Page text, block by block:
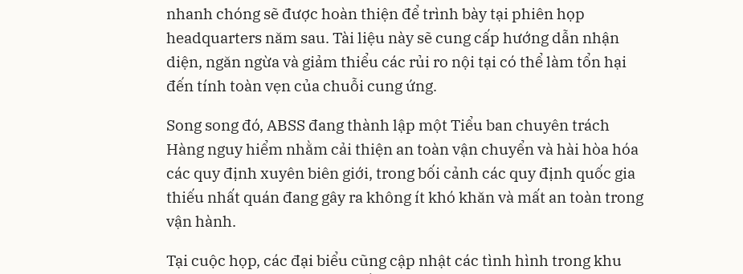
nhanh chóng sẽ được hoàn thiện để trình bày tại phiên họp
headquarters năm sau. Tài liệu này sẽ cung cấp hướng dẫn nhận
diện, ngăn ngừa và giảm thiểu các rủi ro nội tại có thể làm tổn hại
đến tính toàn vẹn của chuỗi cung ứng.
Song song đó, ABSS đang thành lập một Tiểu ban chuyên trách
Hàng nguy hiểm nhằm cải thiện an toàn vận chuyển và hài hòa hóa
các quy định xuyên biên giới, trong bối cảnh các quy định quốc gia
thiếu nhất quán đang gây ra không ít khó khăn và mất an toàn trong
vận hành.
Tại cuộc họp, các đại biểu cũng cập nhật các tình hình trong khu